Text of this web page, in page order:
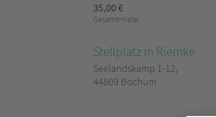
35,00 €
Gesamtmiete
Stellplatz in Riemke
Seelandskamp 1-12,
44809 Bochum